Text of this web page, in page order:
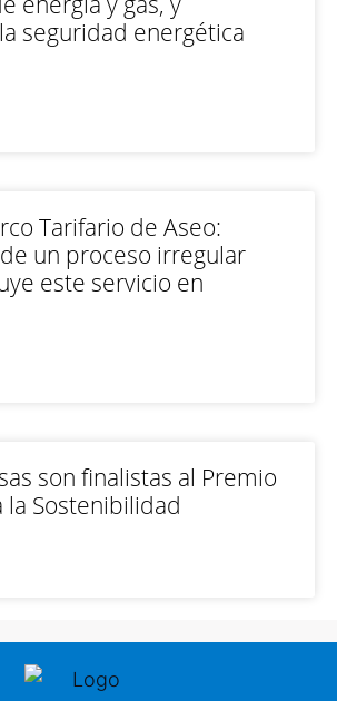
seguridad energética
Tarifario de Aseo:
un proceso irregular
este servicio en
son finalistas al Premio
la Sostenibilidad